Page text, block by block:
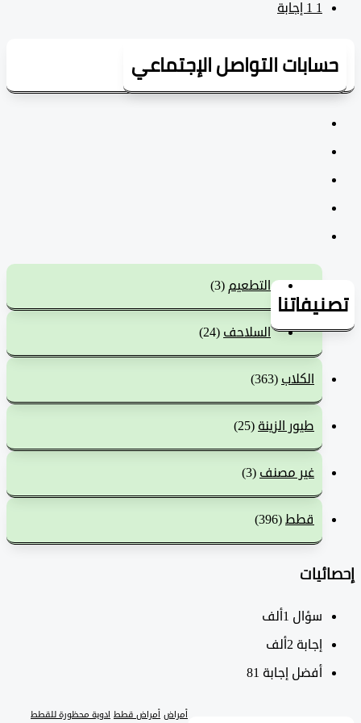
التواصل الإجتماعي
التطعيم(3)
السلاحف(24)
الكلاب(363)
طيور الزينة (25)
غير مصنف(3)
قطط (396)
سؤال1ألف
‫إجابة 2ألف
أفضل إجابة 81
أمراض قطط ادوية محظورة للقطط